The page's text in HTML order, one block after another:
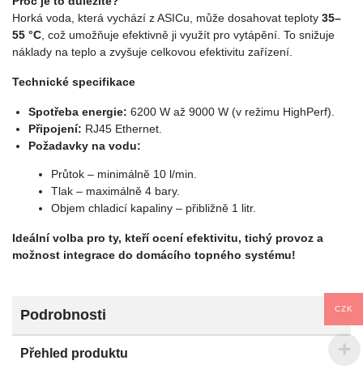
Horká voda, která vychází z ASICu, může dosahovat teploty 35–
55 °C , což umožňuje efektivně ji využít pro vytápění. To snižuje
náklady na teplo a zvyšuje celkovou efektivitu zařízení.
Technické specifikace
Spotřeba energie: 6200 W až 9000 W (v režimu HighPerf).
Připojení: RJ45 Ethernet.
Požadavky na vodu:
Průtok – minimálně 10 l/min.
Tlak – maximálně 4 bary.
Objem chladicí kapaliny – přibližně 1 litr.
Ideální volba pro ty, kteří ocení efektivitu, tichý provoz a
možnost integrace do domácího topného systému!
Podrobnosti
Přehled produktu
CZK